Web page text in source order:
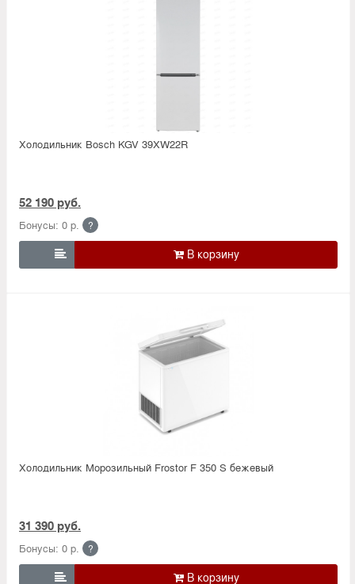
Холодильник Bosсh KGV 39XW22R
52 190 руб.
Бонусы: 0 р. ?

Холодильник Морозильный Frostor F 350 S бежевый
31 390 руб.
Бонусы: 0 р. ?
